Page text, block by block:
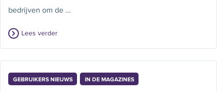
bedrijven om de …
Lees verder
GEBRUIKERS NIEUWS IN DE MAGAZINES